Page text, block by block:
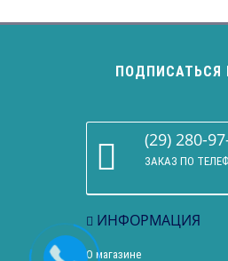
ПОДПИСАТЬСЯ
(29) 280-
ЗАКАЗ ПО
ИНФОРМАЦИЯ
О магазине